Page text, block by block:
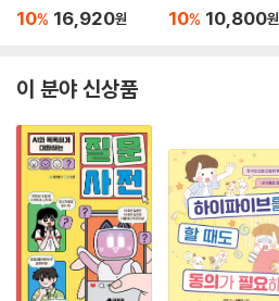
10% 16,920원 10% 10,800원
이 분야 신상품